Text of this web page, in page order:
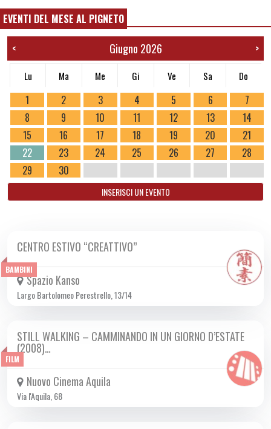
EVENTI DEL MESE AL PIGNETO
< Giugno 2026 >
Lu Ma Me Gi Ve Sa Do
1 2 3 4 5 6
7
8
9 10 11 12 13
14
15
16 17 18 19 20
21
22
23 24 25 26 27
28
29
30
INSERISCI UN EVENTO
BAMBINI
DA MAR 09/06 A VEN 03/07 2026
CENTRO ESTIVO “CREATTIVO”
Spazio Kanso
Largo Bartolomeo Perestrello, 13/14
FILM
DA LUN 15/06 A LUN 22/06 2026
STILL WALKING – CAMMINANDO IN UN GIORNO D’ESTATE
(2008)…
Nuovo Cinema Aquila
Via l'Aquila, 68